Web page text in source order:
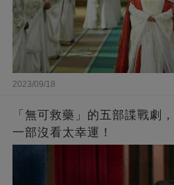
2023/09/18
「無可救藥」的五部諜戰劇
一部沒看太幸運！